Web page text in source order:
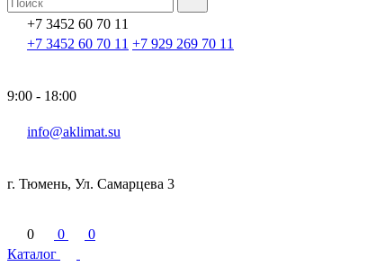
+7 3452 60 70 11
+7 3452 60 70 11 +7 929 269 70 11
9:00 - 18:00
info@aklimat.su
г. Тюмень, Ул. Самарцева 3
0 0
0
Каталог